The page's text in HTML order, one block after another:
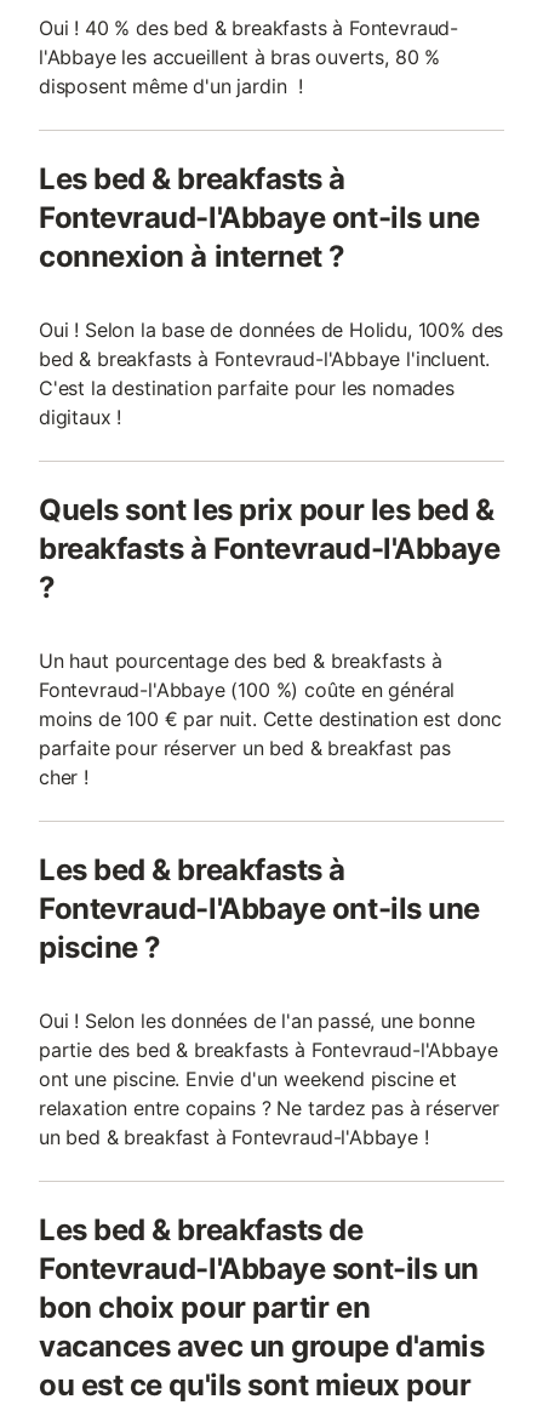
Oui ! 40 % des bed & breakfasts à Fontevraud-
l'Abbaye les accueillent à bras ouverts, 80 %
disposent même d'un jardin !
Les bed & breakfasts à
Fontevraud-l'Abbaye ont-ils une
connexion à internet ?
Oui ! Selon la base de données de Holidu, 100% des
bed & breakfasts à Fontevraud-l'Abbaye l'incluent.
C'est la destination parfaite pour les nomades
digitaux !
Quels sont les prix pour les bed &
breakfasts à Fontevraud-l'Abbaye
?
Un haut pourcentage des bed & breakfasts à
Fontevraud-l'Abbaye (100 %) coûte en général
moins de 100 € par nuit. Cette destination est donc
parfaite pour réserver un bed & breakfast pas
cher !
Les bed & breakfasts à
Fontevraud-l'Abbaye ont-ils une
piscine ?
Oui ! Selon les données de l'an passé, une bonne
partie des bed & breakfasts à Fontevraud-l'Abbaye
ont une piscine. Envie d'un weekend piscine et
relaxation entre copains ? Ne tardez pas à réserver
un bed & breakfast à Fontevraud-l'Abbaye !
Les bed & breakfasts de
Fontevraud-l'Abbaye sont-ils un
bon choix pour partir en
vacances avec un groupe d'amis
ou est ce qu'ils sont mieux pour